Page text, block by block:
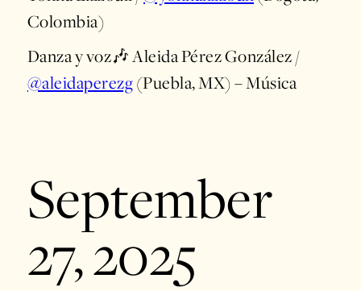
Colombia)
Danza y voz🎶 Aleida Pérez González /
@aleidaperezg (Puebla, MX) – Música
September
27, 2025